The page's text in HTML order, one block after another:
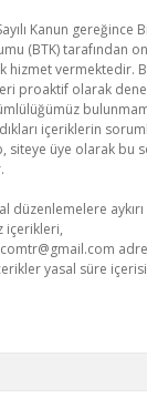
Kanun gereğince
(BTK) tarafından
hizmet vermektedir.
proaktif olarak
içeriklerin
siteye üye olarak bu
düzenlemelere
içerikleri,
yasal süre